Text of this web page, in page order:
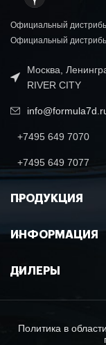
Официальный
Официальный
Москва,
RIVER CITY
+7495 649 7070
+7495 649 7077
ПРОДУКЦИЯ
ИНФОРМАЦИЯ
ДИЛЕРЫ
Политика в